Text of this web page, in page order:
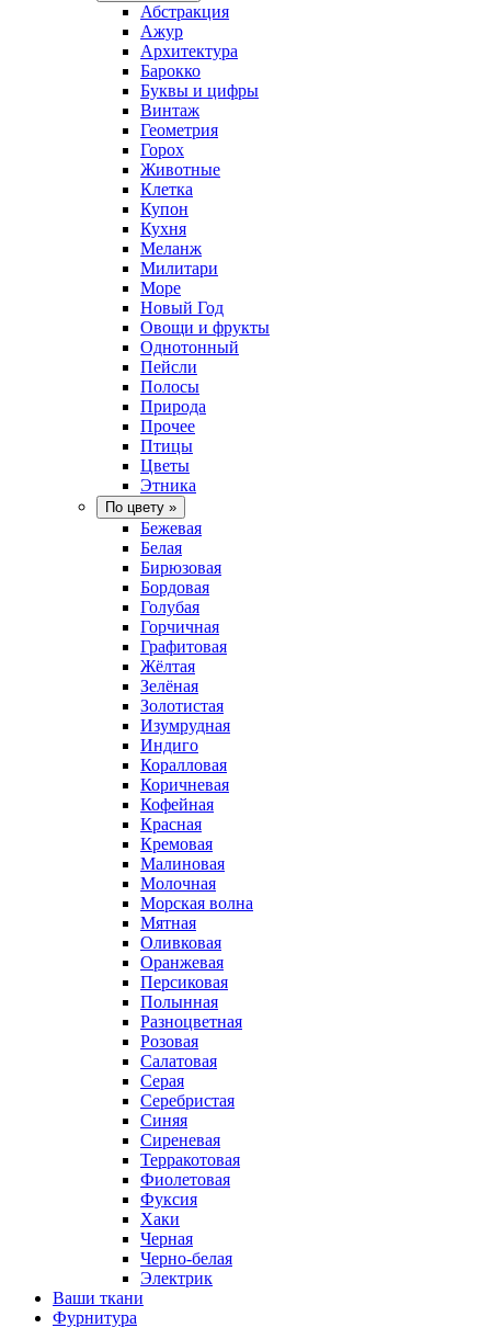
Абстракция
Ажур
Архитектура
Барокко
Буквы и цифры
Винтаж
Геометрия
Горох
Животные
Клетка
Купон
Кухня
Меланж
Милитари
Море
Новый Год
Овощи и фрукты
Однотонный
Пейсли
Полосы
Природа
Прочее
Птицы
Цветы
Этника
По цвету »
Бежевая
Белая
Бирюзовая
Бордовая
Голубая
Горчичная
Графитовая
Жёлтая
Зелёная
Золотистая
Изумрудная
Индиго
Коралловая
Коричневая
Кофейная
Красная
Кремовая
Малиновая
Молочная
Морская волна
Мятная
Оливковая
Оранжевая
Персиковая
Полынная
Разноцветная
Розовая
Салатовая
Серая
Серебристая
Синяя
Сиреневая
Терракотовая
Фиолетовая
Фуксия
Хаки
Черная
Черно-белая
Электрик
Ваши ткани
Фурнитура